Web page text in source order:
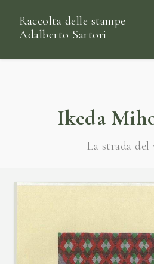
Raccolta delle stampe
Adalberto Sartori
Ikeda
La strada del